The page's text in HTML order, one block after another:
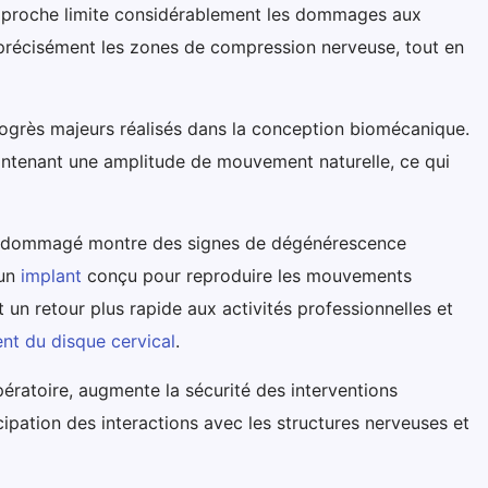
limite considérablement les dommages aux
les zones de compression nerveuse, tout en
majeurs réalisés dans la conception biomécanique.
une amplitude de mouvement naturelle, ce qui
montre des signes de dégénérescence
implant conçu pour reproduire les mouvements
retour plus rapide aux activités professionnelles et
du disque cervical.
augmente la sécurité des interventions
des interactions avec les structures nerveuses et